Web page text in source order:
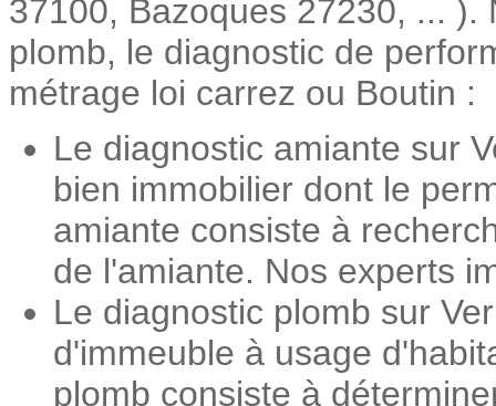
37100, Bazoques 27230, ...
plomb, le diagnostic de
métrage loi carrez ou Boutin :
Le diagnostic amiante sur
bien immobilier dont le
amiante consiste à
de l'amiante. Nos experts
Le diagnostic plomb sur
d'immeuble à usage
plomb consiste à